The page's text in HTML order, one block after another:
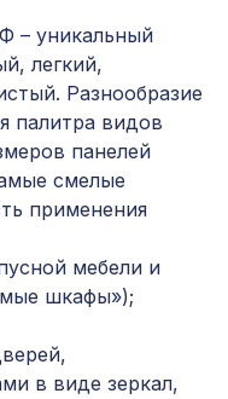
ДЕДАЛО,
ВЕРОНИКА,
1162 ₽
Traditional
1157 ₽
ДЕДАЛО,
Листья
10 м
– уникальный
легкий,
Разнообразие
палитра видов
панелей
смелые
применения
мебели и
шкафы»);
в виде зеркал,